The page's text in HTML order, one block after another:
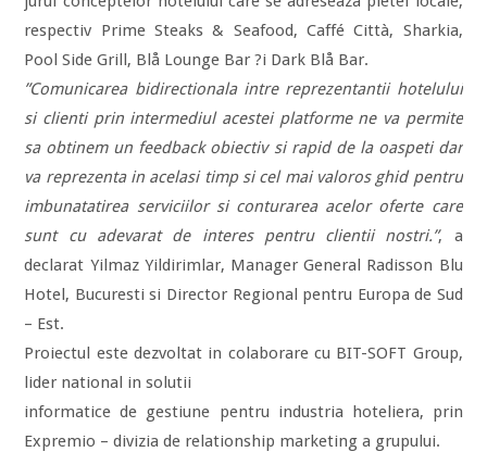
respectiv Prime Steaks & Seafood, Caffé Città, Sharkia,
Pool Side Grill, Blå Lounge Bar ?i Dark Blå Bar.
”Comunicarea bidirectionala intre reprezentantii hotelului
si clienti prin intermediul acestei platforme ne va permite
sa obtinem un feedback obiectiv si rapid de la oaspeti dar
va reprezenta in acelasi timp si cel mai valoros ghid pentru
imbunatatirea serviciilor si conturarea acelor oferte care
sunt cu adevarat de interes pentru clientii nostri.”, a
declarat Yilmaz Yildirimlar, Manager General Radisson Blu
Hotel, Bucuresti si Director Regional pentru Europa de Sud
– Est.
Proiectul este dezvoltat in colaborare cu BIT-SOFT Group,
lider national in solutii
informatice de gestiune pentru industria hoteliera, prin
Expremio – divizia de relationship marketing a grupului.